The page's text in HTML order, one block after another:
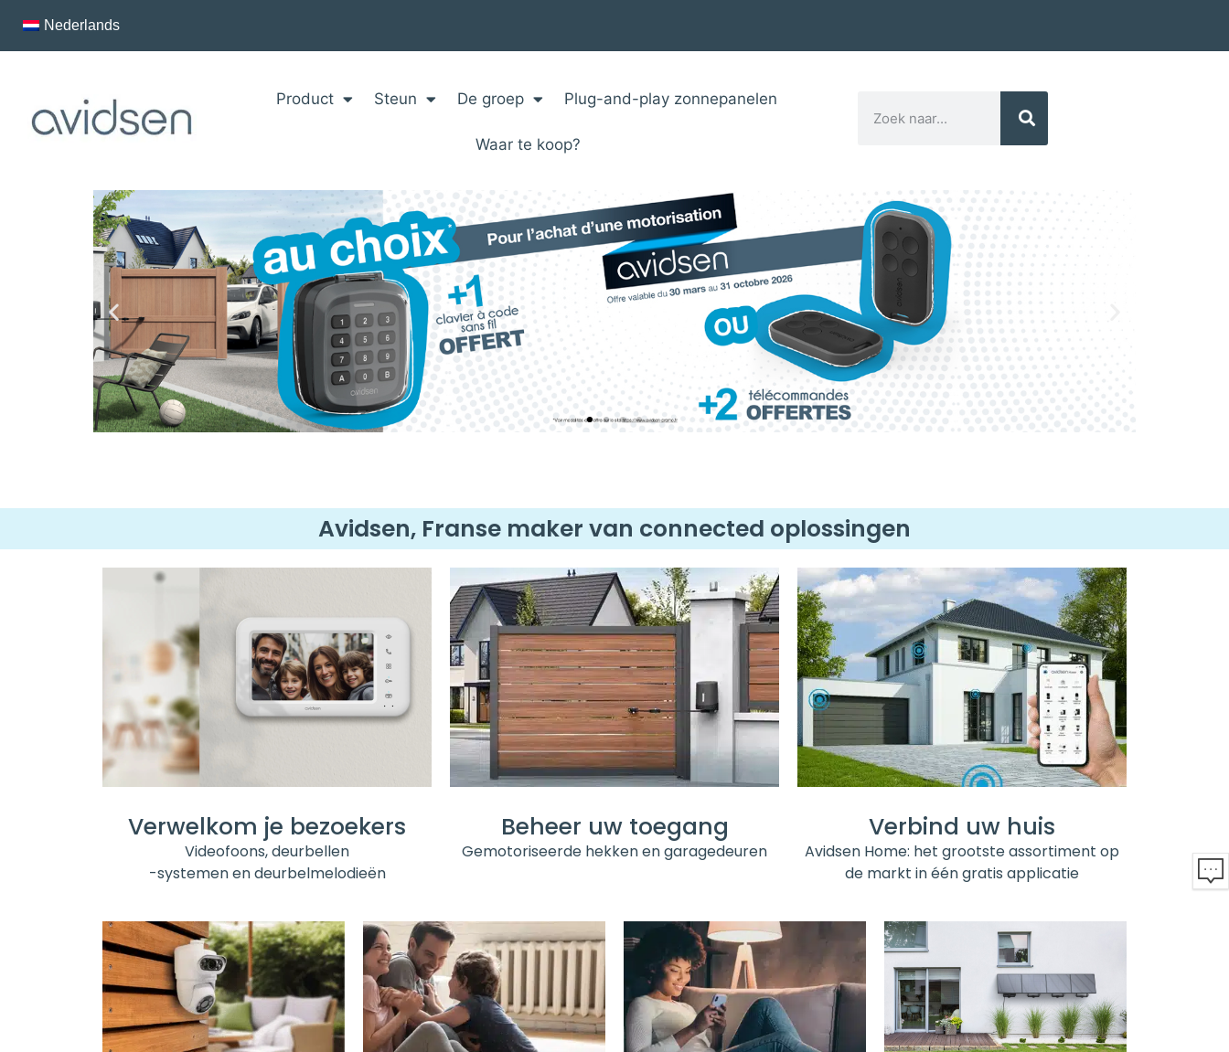
Nederlands
Product Steun De groep Plug-and-play zonnepanelen
Waar te koop?
Avidsen, Franse maker van connected oplossingen
Verwelkom je bezoekers
Videofoons, deurbellen
-systemen en deurbelmelodieën
Beheer uw toegang
Gemotoriseerde hekken en garagedeuren
Verbind uw huis
Avidsen Home: het grootste assortiment op
de markt in één gratis applicatie